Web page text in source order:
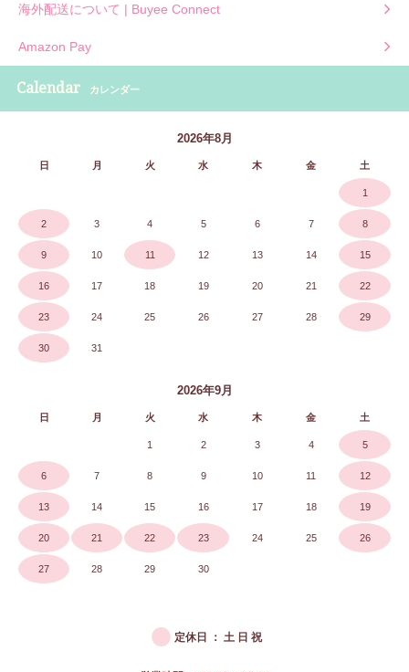
海外配送について | Buyee Connect
Amazon Pay
Calendar カレンダー
2026年8月
日 月 火 水 木 金 土
1
2 3 4 5 6 7 8
9 10 11 12 13 14 15
16 17 18 19 20 21 22
23 24 25 26 27 28 29
30 31
2026年9月
日 月 火 水 木 金 土
1 2 3 4 5
6 7 8 9 10 11 12
13 14 15 16 17 18 19
20 21 22 23 24 25 26
27 28 29 30
● 定休日 ： 土 日 祝